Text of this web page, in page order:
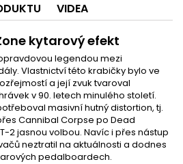
VIDEA
kytarový efekt
legendou mezi
Vlastnictví této krabičky bylo ve
a její zvuk tvaroval
v 90. letech minulého století.
masivní hutný distortion, tj.
Cannibal Corpse po Dead
2 jasnou volbou. Navíc i přes nástup
neztratil na aktuálnosti a dodnes
pedalboardech.